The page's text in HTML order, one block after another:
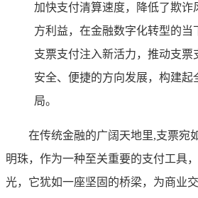
加快支付清算速度，降低了欺诈
方利益，在金融数字化转型的当
支票支付注入新活力，推动支票
安全、便捷的方向发展，构建起
局。
在传统金融的广阔天地里,支票宛
明珠，作为一种至关重要的支付工具
光，它犹如一座坚固的桥梁，为商业